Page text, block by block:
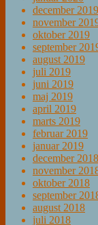
december 2019
november
oktober 2019
september
august 2019
juli 2019
juni 2019
maj 2019
april 2019
marts 2019
februar 2019
januar 2019
december 2018
november
oktober 2018
september
august 2018
juli 2018